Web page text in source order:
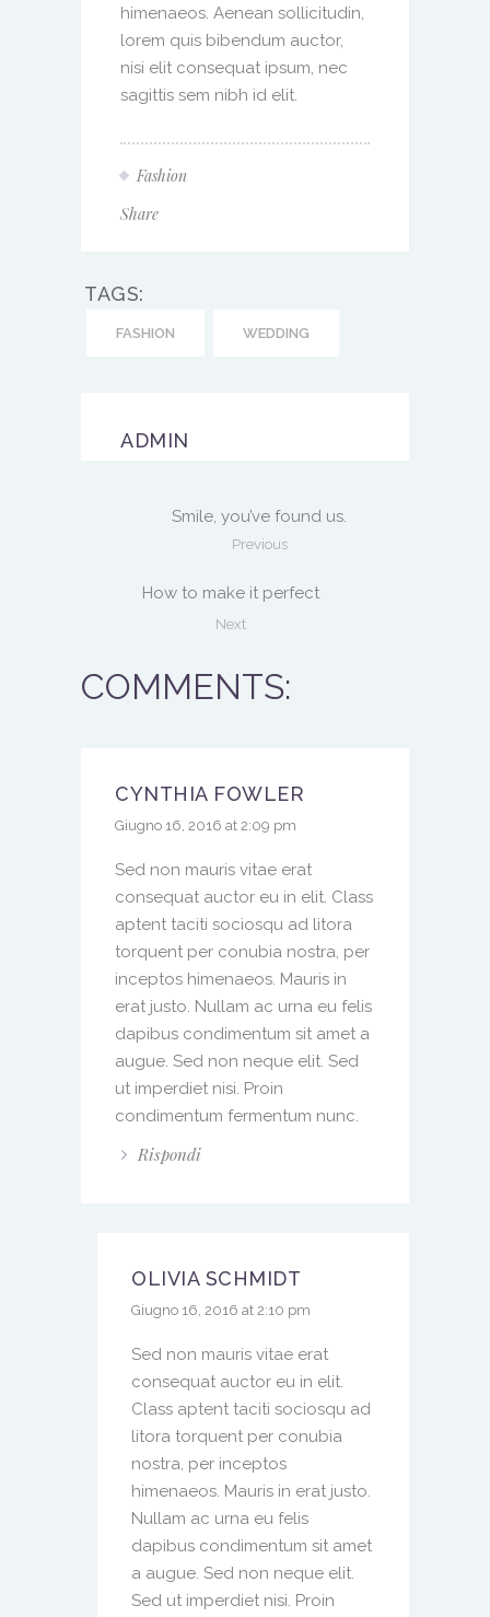
himenaeos. Aenean sollicitudin,
lorem quis bibendum auctor,
nisi elit consequat ipsum, nec
sagittis sem nibh id elit.
Fashion
Share
TAGS:
FASHION WEDDING
ADMIN
Smile, you’ve found us.
Previous
How to make it perfect
Next
COMMENTS:
CYNTHIA FOWLER
Giugno 16, 2016 at 2:09 pm
Sed non mauris vitae erat
consequat auctor eu in elit. Class
aptent taciti sociosqu ad litora
torquent per conubia nostra, per
inceptos himenaeos. Mauris in
erat justo. Nullam ac urna eu felis
dapibus condimentum sit amet a
augue. Sed non neque elit. Sed
ut imperdiet nisi. Proin
condimentum fermentum nunc.
Rispondi
OLIVIA SCHMIDT
Giugno 16, 2016 at 2:10 pm
Sed non mauris vitae erat
consequat auctor eu in elit.
Class aptent taciti sociosqu ad
litora torquent per conubia
nostra, per inceptos
himenaeos. Mauris in erat justo.
Nullam ac urna eu felis
dapibus condimentum sit amet
a augue. Sed non neque elit.
Sed ut imperdiet nisi. Proin